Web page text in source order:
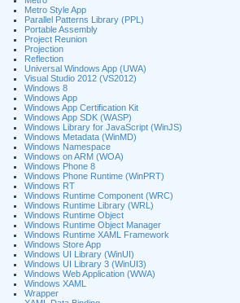
Metro Style App
Parallel Patterns Library (PPL)
Portable Assembly
Project Reunion
Projection
Reflection
Universal Windows App (UWA)
Visual Studio 2012 (VS2012)
Windows 8
Windows App
Windows App Certification Kit
Windows App SDK (WASP)
Windows Library for JavaScript (WinJS)
Windows Metadata (WinMD)
Windows Namespace
Windows on ARM (WOA)
Windows Phone 8
Windows Phone Runtime (WinPRT)
Windows RT
Windows Runtime Component (WRC)
Windows Runtime Library (WRL)
Windows Runtime Object
Windows Runtime Object Manager
Windows Runtime XAML Framework
Windows Store App
Windows UI Library (WinUI)
Windows UI Library 3 (WinUI3)
Windows Web Application (WWA)
Windows XAML
Wrapper